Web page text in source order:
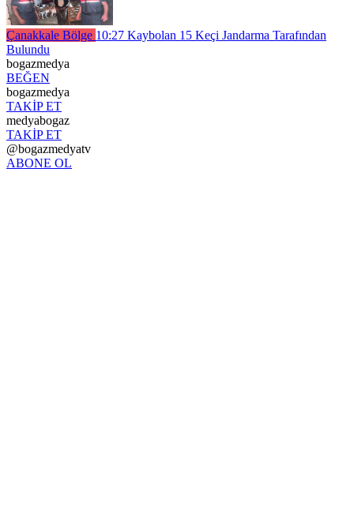
Çanakkale Bölge 10:27 Kaybolan 15 Keçi Jandarma Tarafından
Bulundu
bogazmedya
BEĞEN
bogazmedya
TAKİP ET
medyabogaz
TAKİP ET
@bogazmedyatv
ABONE OL